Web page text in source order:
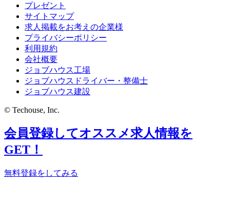
プレゼント
サイトマップ
求人掲載をお考えの企業様
プライバシーポリシー
利用規約
会社概要
ジョブハウス工場
ジョブハウスドライバー・整備士
ジョブハウス建設
© Techouse, Inc.
会員登録してオススメ求人情報を
GET！
無料登録をしてみる